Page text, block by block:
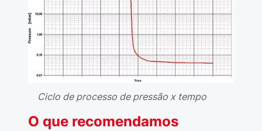
Ciclo de processo de pressão x tempo
O que recomendamos